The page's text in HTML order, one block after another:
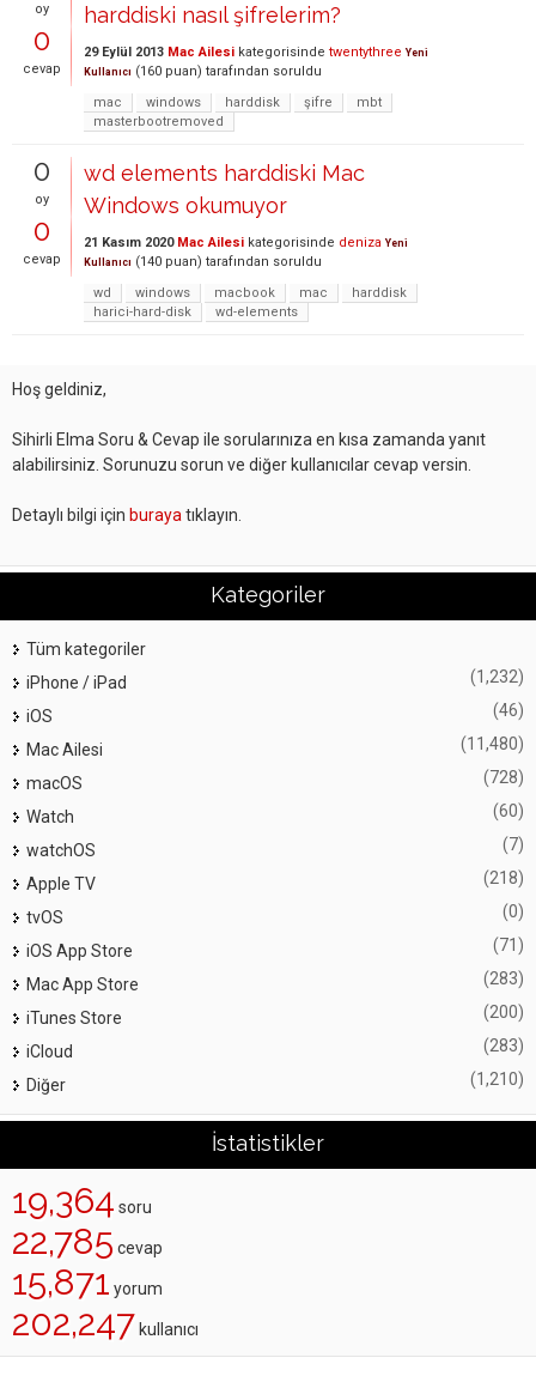
oy
0
cevap
harddiski nasıl şifrelerim?
29 Eylül 2013 Mac Ailesi kategorisinde twentythree Yeni
Kullanıcı (160 puan) tarafından soruldu
mac
windows harddisk şifre
mbt
masterbootremoved
0
oy
0
cevap
wd elements harddiski Mac
Windows okumuyor
21 Kasım 2020 Mac Ailesi kategorisinde deniza Yeni
Kullanıcı (140 puan) tarafından soruldu
wd
windows macbook mac
harddisk
harici-hard-disk
wd-elements
Hoş geldiniz,
Sihirli Elma Soru & Cevap ile sorularınıza en kısa zamanda yanıt
alabilirsiniz. Sorunuzu sorun ve diğer kullanıcılar cevap versin.
Detaylı bilgi için buraya tıklayın.
Kategoriler
Tüm kategoriler
iPhone / iPad
(1,232)
iOS (46)
Mac Ailesi (11,480)
macOS (728)
Watch (60)
watchOS (7)
Apple TV (218)
tvOS (0)
iOS App Store (71)
Mac App Store (283)
iTunes Store (200)
iCloud (283)
Diğer (1,210)
İstatistikler
19,364 soru
22,785 cevap
15,871 yorum
202,247 kullanıcı